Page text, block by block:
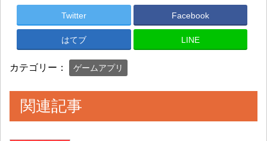
Twitter Facebook
はてブ LINE
カテゴリー： ゲームアプリ
関連記事